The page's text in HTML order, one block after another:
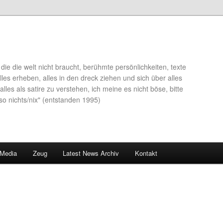
die welt nicht braucht, berühmte persönlichkeiten, texte
erheben, alles in den dreck ziehen und sich über alles
als satire zu verstehen, ich meine es nicht böse, bitte
nichts/nix" (entstanden 1995)
Zeug Latest News Archiv Kontakt